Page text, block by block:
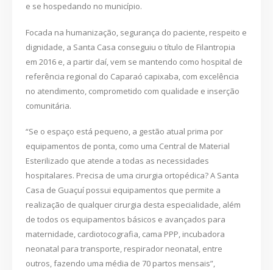
e se hospedando no município.
Focada na humanização, segurança do paciente, respeito e
dignidade, a Santa Casa conseguiu o título de Filantropia
em 2016 e, a partir daí, vem se mantendo como hospital de
referência regional do Caparaó capixaba, com excelência
no atendimento, comprometido com qualidade e inserção
comunitária.
“Se o espaço está pequeno, a gestão atual prima por
equipamentos de ponta, como uma Central de Material
Esterilizado que atende a todas as necessidades
hospitalares. Precisa de uma cirurgia ortopédica? A Santa
Casa de Guaçuí possui equipamentos que permite a
realização de qualquer cirurgia desta especialidade, além
de todos os equipamentos básicos e avançados para
maternidade, cardiotocografia, cama PPP, incubadora
neonatal para transporte, respirador neonatal, entre
outros, fazendo uma média de 70 partos mensais”,